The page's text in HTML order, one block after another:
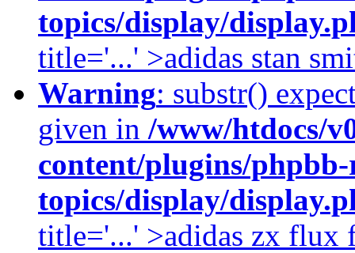
topics/display/
title='...' >adidas stan
Warning: substr()
given in /www/htdocs/
content/plugins/phpbb-
topics/display/
title='...' >adidas zx flux